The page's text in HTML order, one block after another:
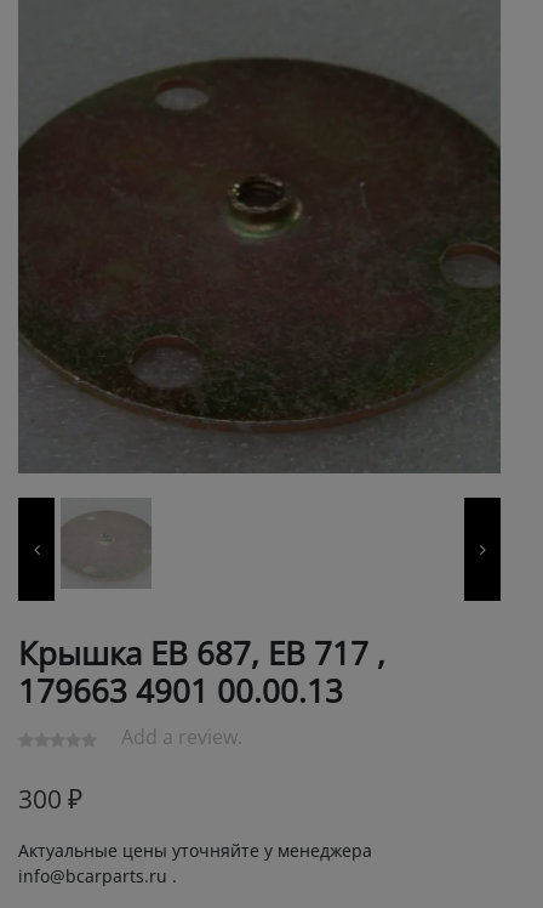
Крышка ЕВ 687, ЕВ 717 ,
179663 4901 00.00.13
Add a review.
300 ₽
Актуальные цены уточняйте у менеджера
info@bcarparts.ru .